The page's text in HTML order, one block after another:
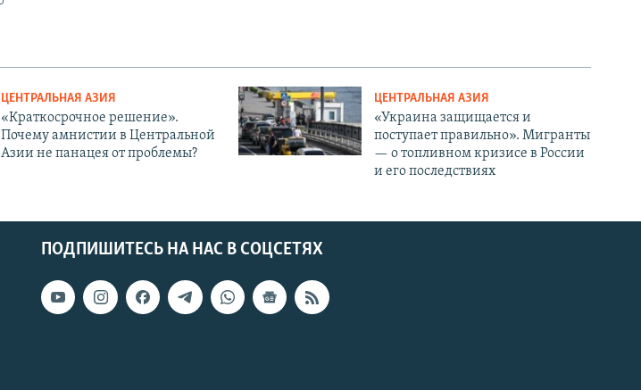
ЦЕНТРАЛЬНАЯ АЗИЯ
«Краткосрочное решение».
Почему амнистии в Центральной
Азии не панацея от проблемы?
ЦЕНТРАЛЬНАЯ АЗИЯ
«Украина защищается и
поступает правильно». Мигранты
— о топливном кризисе в России
и его последствиях
ПОДПИШИТЕСЬ НА НАС В СОЦСЕТЯХ